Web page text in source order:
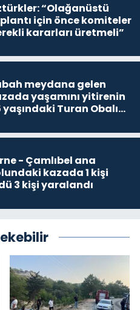
“Olağanüstü
için önce komiteler
kararları üretmeli”
meydana gelen
yaşamını yitirenin
yaşındaki Turan Obalı
- Çamlıbel ana
kazada 1 kişi
3 kişi yaralandı